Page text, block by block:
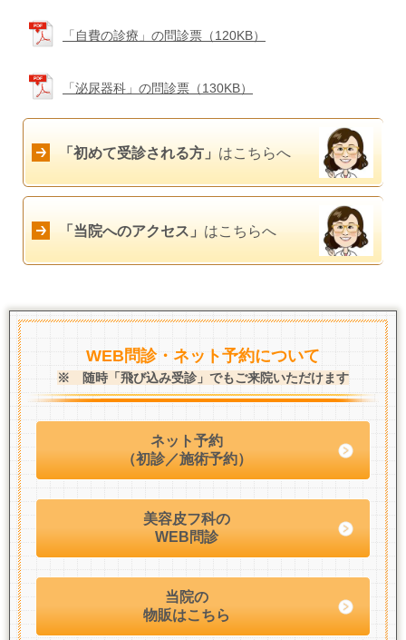
「自費の診療」の問診票（120KB）
「泌尿器科」の問診票（130KB）
「初めて受診される方」 はこちらへ
「当院へのアクセス」 はこちらへ
WEB問診・ネット予約について
※ 随時「飛び込み受診」でもご来院いただけます
ネット予約
（初診／施術予約）
美容皮フ科の
WEB問診
当院の
物販はこちら